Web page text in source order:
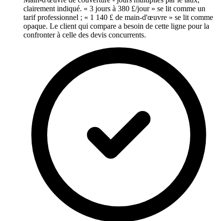
clairement indiqué. « 3 jours à 380 £/jour » se lit comme un
tarif professionnel ; « 1 140 £ de main-d'œuvre » se lit comme
opaque. Le client qui compare a besoin de cette ligne pour la
confronter à celle des devis concurrents.